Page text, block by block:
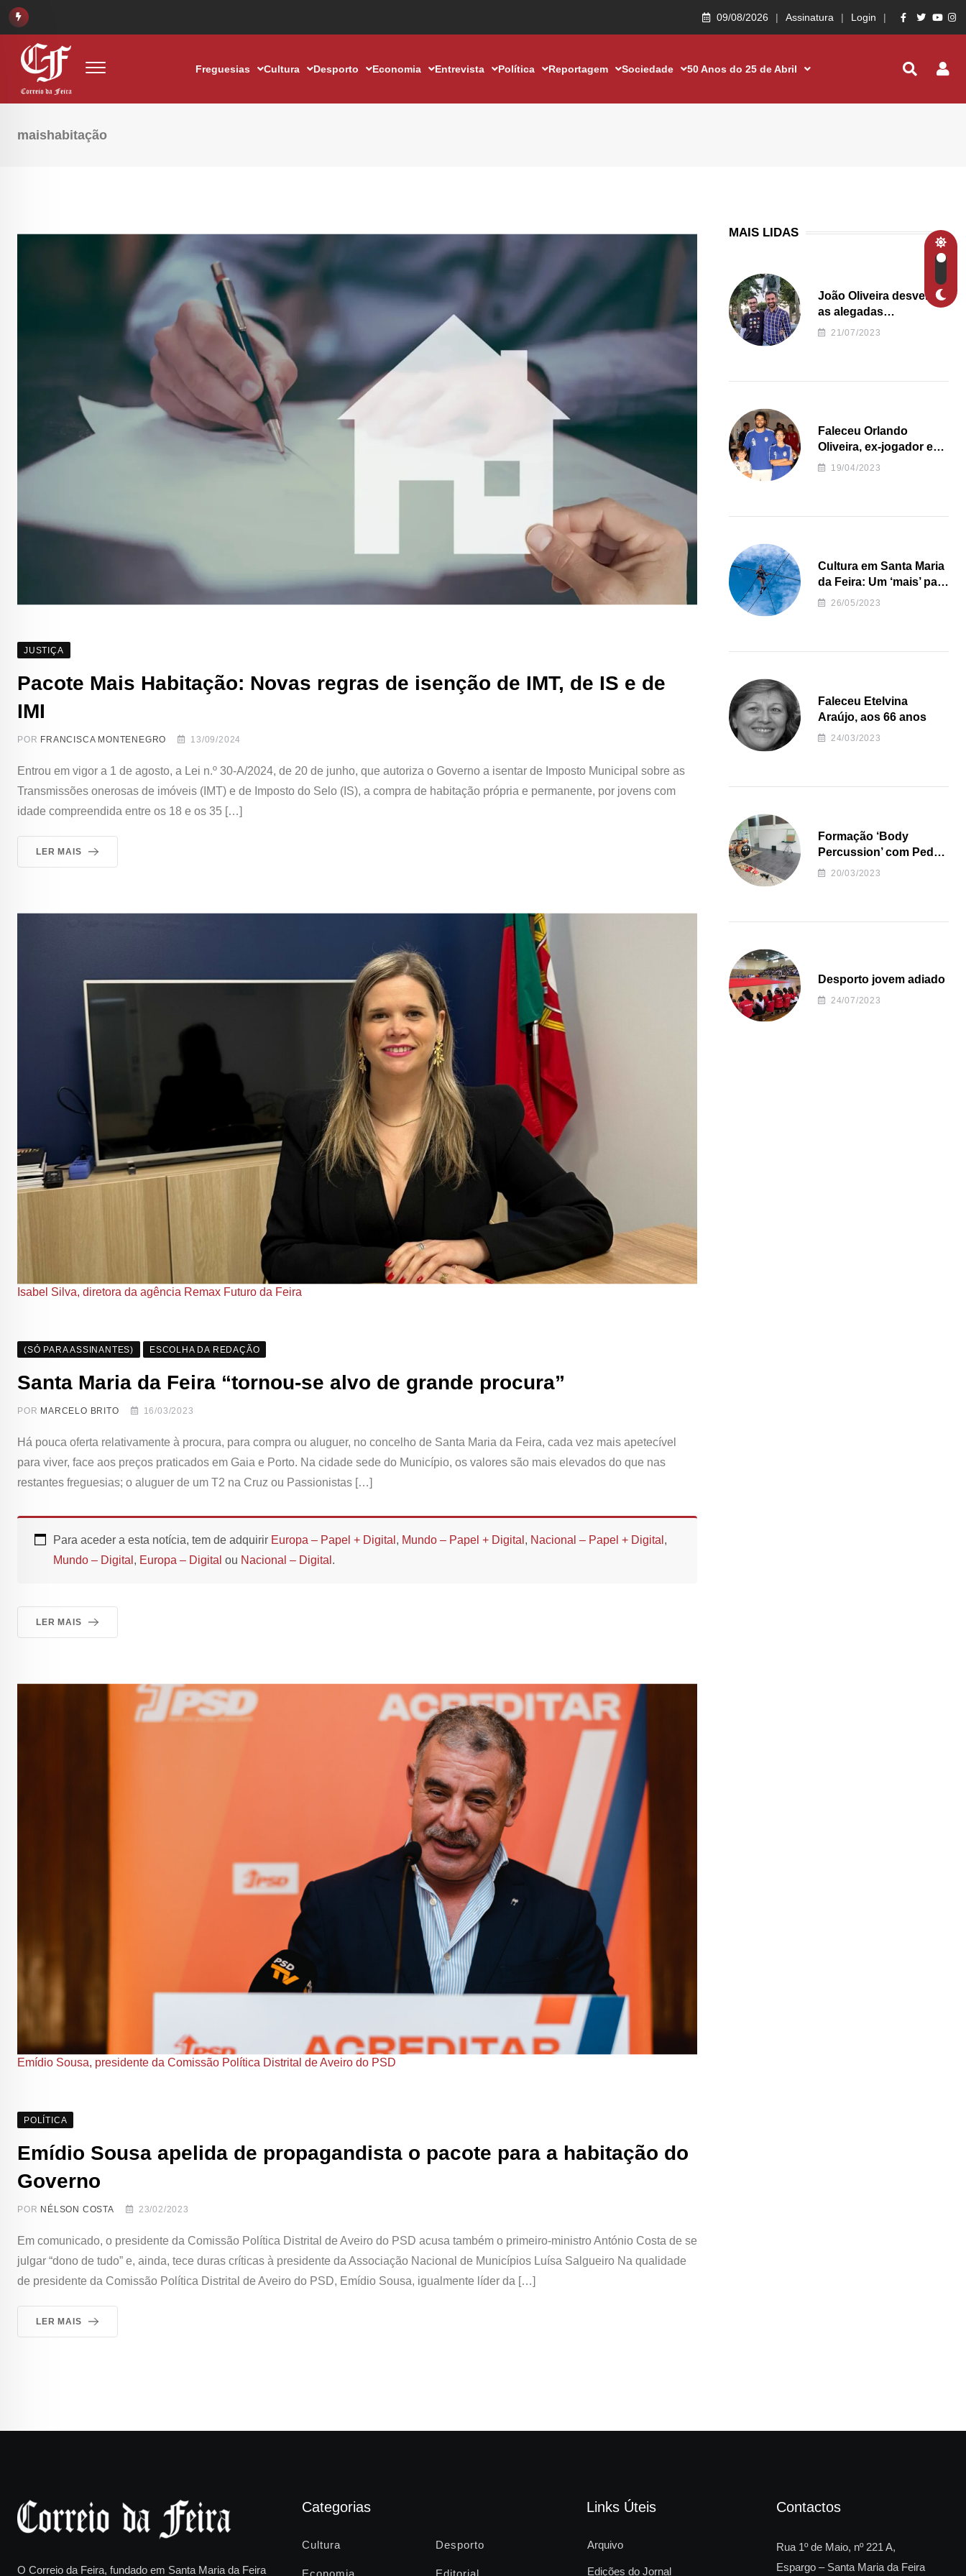
09/08/2026 Assinatura Login
Freguesias Cultura Desporto Economia Entrevista Política Reportagem Sociedade 50 Anos do 25 de Abril
maishabitação
JUSTIÇA
Pacote Mais Habitação: Novas regras de isenção de IMT, de IS e de
IMI
POR FRANCISCA MONTENEGRO 13/09/2024
Entrou em vigor a 1 de agosto, a Lei n.º 30-A/2024, de 20 de junho, que autoriza o Governo a isentar de Imposto Municipal sobre as
Transmissões onerosas de imóveis (IMT) e de Imposto do Selo (IS), a compra de habitação própria e permanente, por jovens com
idade compreendida entre os 18 e os 35 […]
LER MAIS
Isabel Silva, diretora da agência Remax Futuro da Feira
(SÓ PARA ASSINANTES) ESCOLHA DA REDAÇÃO
Santa Maria da Feira “tornou-se alvo de grande procura”
POR MARCELO BRITO 16/03/2023
Há pouca oferta relativamente à procura, para compra ou aluguer, no concelho de Santa Maria da Feira, cada vez mais apetecível
para viver, face aos preços praticados em Gaia e Porto. Na cidade sede do Município, os valores são mais elevados do que nas
restantes freguesias; o aluguer de um T2 na Cruz ou Passionistas […]
Para aceder a esta notícia, tem de adquirir Europa – Papel + Digital , Mundo – Papel + Digital , Nacional – Papel + Digital ,
Mundo – Digital , Europa – Digital ou Nacional – Digital .
LER MAIS
Emídio Sousa, presidente da Comissão Política Distrital de Aveiro do PSD
POLÍTICA
Emídio Sousa apelida de propagandista o pacote para a habitação do
Governo
POR NÉLSON COSTA 23/02/2023
Em comunicado, o presidente da Comissão Política Distrital de Aveiro do PSD acusa também o primeiro-ministro António Costa de se
julgar “dono de tudo” e, ainda, tece duras críticas à presidente da Associação Nacional de Municípios Luísa Salgueiro Na qualidade
de presidente da Comissão Política Distrital de Aveiro do PSD, Emídio Sousa, igualmente líder da […]
LER MAIS
MAIS LIDAS
João Oliveira desvenda
as alegadas
irregularidades da
21/07/2023
Faleceu Orlando
Oliveira, ex-jogador e
treinador da formação
19/04/2023
Cultura em Santa Maria
da Feira: Um ‘mais’ para
o Concelho
26/05/2023
Faleceu Etelvina
Araújo, aos 66 anos
24/03/2023
Formação ‘Body
Percussion’ com Pedro
Almeida
20/03/2023
Desporto jovem adiado
24/07/2023
O Correio da Feira, fundado em Santa Maria da Feira
Categorias
Cultura Desporto
Economia Editorial
Links Úteis
Arquivo
Edições do Jornal
Contactos
Rua 1º de Maio, nº 221 A,
Espargo – Santa Maria da Feira